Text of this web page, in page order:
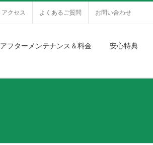
アクセス よくあるご質問 お問い合わせ
アフターメンテナンス＆料金 安心特典